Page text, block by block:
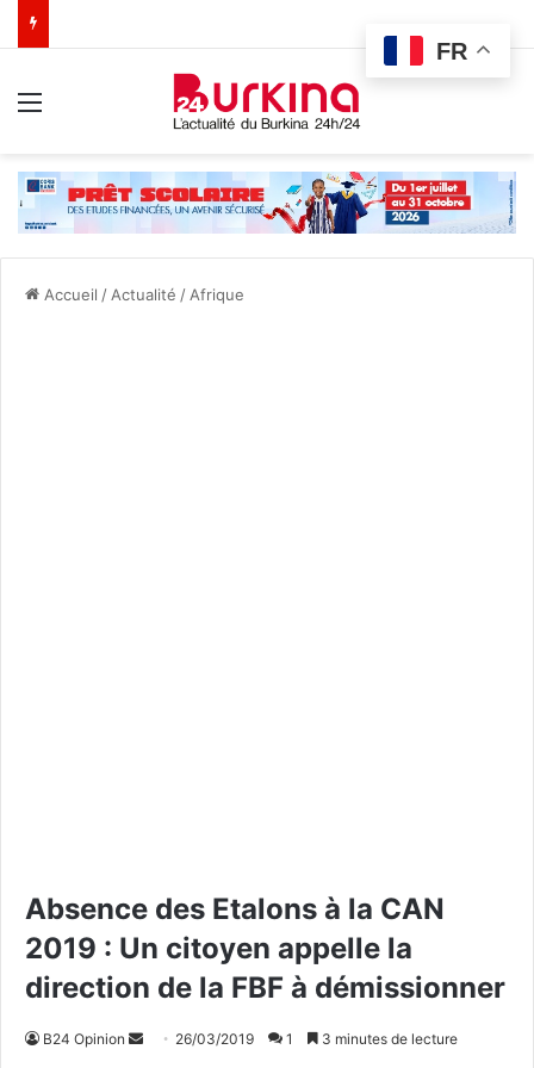
Accueil / Actualité / Afrique
Absence des Etalons à la CAN
2019 : Un citoyen appelle la
direction de la FBF à démissionner
B24 Opinion 26/03/2019 1 3 minutes de lecture
FR